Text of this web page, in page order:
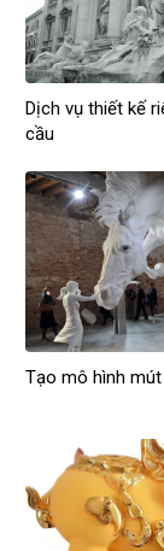
Dịch vụ thiết kế
cầu
Tạo mô hình